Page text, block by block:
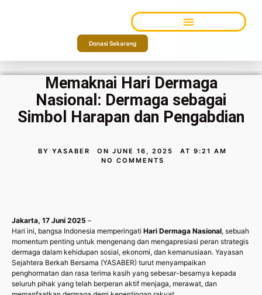
Donasi Sekarang
Memaknai Hari Dermaga
Nasional: Dermaga sebagai
Simbol Harapan dan Pengabdian
BY YASABER ON JUNE 16, 2025 AT 9:21 AM
NO COMMENTS
Jakarta, 17 Juni 2025 –
Hari ini, bangsa Indonesia memperingati Hari Dermaga Nasional, sebuah
momentum penting untuk mengenang dan mengapresiasi peran strategis
dermaga dalam kehidupan sosial, ekonomi, dan kemanusiaan. Yayasan
Sejahtera Berkah Bersama (YASABER) turut menyampaikan
penghormatan dan rasa terima kasih yang sebesar-besarnya kepada
seluruh pihak yang telah berperan aktif menjaga, merawat, dan